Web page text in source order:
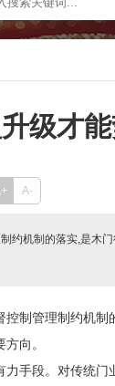
级才
A-
约机制的落实,是木
制管理制约机制
向。
手段。对传统门